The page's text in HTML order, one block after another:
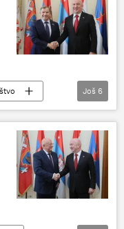
Još 6